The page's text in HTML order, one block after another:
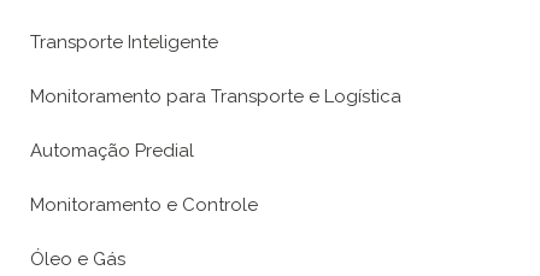
Transporte Inteligente
Monitoramento para Transporte e Logística
Automação Predial
Monitoramento e Controle
Óleo e Gás